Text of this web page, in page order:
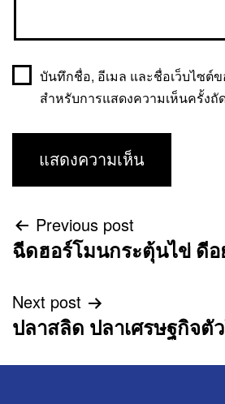
บันทึกชื่อ, อีเมล และชื่อเว็บไซต์
สำหรับการแสดงความเห็นครั้งถั
Previous post
ฉีดฮอร์โมนกระตุ้นไข่ ดีอ
Next post
ปลาสลิด ปลาเศรษฐกิจตั